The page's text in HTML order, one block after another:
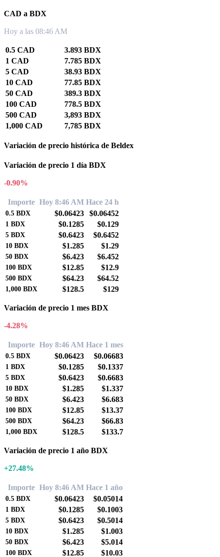
CAD a BDX
Hoy a las 08:46 AM
0.5 CAD
3.893 BDX
1 CAD
7.785 BDX
5 CAD
38.93 BDX
10 CAD
77.85 BDX
50 CAD
389.3 BDX
100 CAD
778.5 BDX
500 CAD
3,893 BDX
1,000 CAD
7,785 BDX
Variación de precio histórica de Beldex
Variación de precio 1 día BDX
-0.90%
Importe Hoy 8:46 AM Hace 24 h
0.5 BDX $0.06423 $0.06452
1 BDX $0.1285 $0.129
5 BDX $0.6423 $0.6452
10 BDX $1.285 $1.29
50 BDX $6.423 $6.452
100 BDX $12.85 $12.9
500 BDX $64.23 $64.52
1,000 BDX $128.5 $129
Variación de precio 1 mes BDX
-4.28%
Importe Hoy 8:46 AM Hace 1 mes
0.5 BDX $0.06423 $0.06683
1 BDX $0.1285 $0.1337
5 BDX $0.6423 $0.6683
10 BDX $1.285 $1.337
50 BDX $6.423 $6.683
100 BDX $12.85 $13.37
500 BDX $64.23 $66.83
1,000 BDX $128.5 $133.7
Variación de precio 1 año BDX
+27.48%
Importe Hoy 8:46 AM Hace 1 año
0.5 BDX $0.06423 $0.05014
1 BDX $0.1285 $0.1003
5 BDX $0.6423 $0.5014
10 BDX $1.285 $1.003
50 BDX $6.423 $5.014
100 BDX $12.85 $10.03